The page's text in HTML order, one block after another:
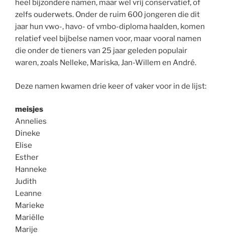
heel bijzondere namen, maar wel vrij conservatief, of
zelfs ouderwets. Onder de ruim 600 jongeren die dit
jaar hun vwo-, havo- of vmbo-diploma haalden, komen
relatief veel bijbelse namen voor, maar vooral namen
die onder de tieners van 25 jaar geleden populair
waren, zoals Nelleke, Mariska, Jan-Willem en André.
Deze namen kwamen drie keer of vaker voor in de lijst:
meisjes
Annelies
Dineke
Elise
Esther
Hanneke
Judith
Leanne
Marieke
Mariëlle
Marije